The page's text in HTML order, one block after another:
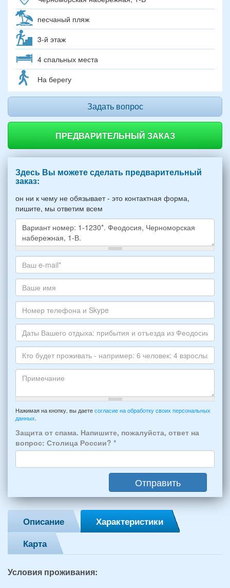
песчаный пляж
3-й этаж
4 спальных места
На берегу
Задать вопрос
ПРЕДВАРИТЕЛЬНЫЙ ЗАКАЗ
Здесь Вы можете сделать предварительный
заказ:
он ни к чему не обязывает - это контактная форма,
пишите, мы ответим всем
Какое
жилье
хотите
снять,
укажите
пожалуйста
НОМЕР
варианта:
*
Ваш
адрес
электронной
почты
*
Ваше
имя
Номер
телефона
и
Skype
Даты
Вашего
отдыха:
прибытия
отъезда
из
Феодосии:
*
Кто
будет
-
например:
6
человек:
4
взрослых
и
2
детей
(возраст
и
лет):
Примечание
Нажимая на кнопку, вы даете согласие на обработку своих персональных
данных
Защита от спама. Напишите, пожалуйста, ответ на
вопрос: Столица России? *
Отправить
Описание
Характеристики
Карта
Условия проживания: